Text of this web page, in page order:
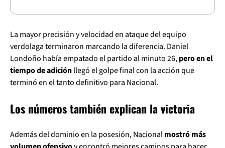
La mayor precisión y velocidad en ataque del equipo
verdolaga terminaron marcando la diferencia. Daniel
Londoño había empatado el partido al minuto 26,pero en el
tiempo de adiciónllegó el golpe final con la acción que
terminó en el tanto definitivo para Nacional.
Los números también explican la victoria
Además del dominio en la posesión, Nacionalmostró más